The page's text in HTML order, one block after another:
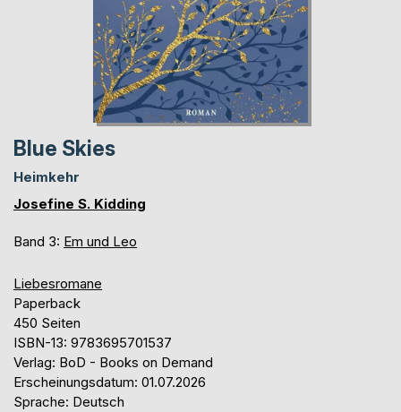
Blue Skies
Heimkehr
Josefine S. Kidding
Band 3: Em und Leo
Liebesromane
Paperback
450 Seiten
ISBN-13: 9783695701537
Verlag: BoD - Books on Demand
Erscheinungsdatum: 01.07.2026
Sprache: Deutsch